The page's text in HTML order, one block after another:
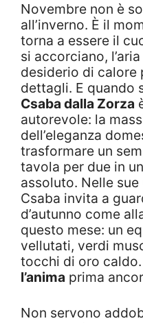
Novembre non è
all’inverno. È il
torna a essere il
si accorciano,
desiderio di calore
dettagli. E quando
Csaba dalla Zorza
autorevole: la
dell’eleganza
trasformare un
tavola per due in
assoluto. Nelle
Csaba invita a
d’autunno come
questo mese: un
vellutati, verdi
tocchi di oro caldo.
l’anima prima
Non servono